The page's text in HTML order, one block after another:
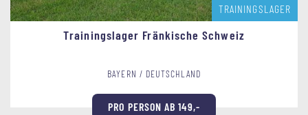
TRAININGSLAGER
Trainingslager Fränkische Schweiz
BAYERN / DEUTSCHLAND
PRO PERSON AB 149,-